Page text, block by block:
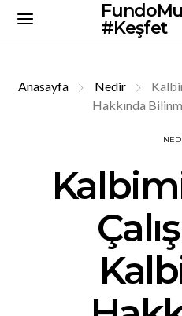
#Keşfet
Anasayfa Nedir
Hakkında